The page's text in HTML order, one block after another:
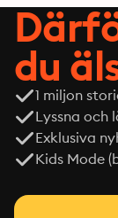
du
1 miljon
Lyssna och
Exklusiva
Kids Mode